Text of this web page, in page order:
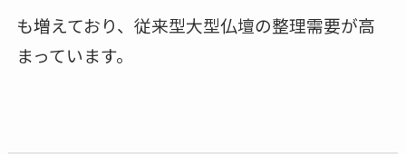
も増えており、従来型大型仏壇の整理需要が高
まっています。